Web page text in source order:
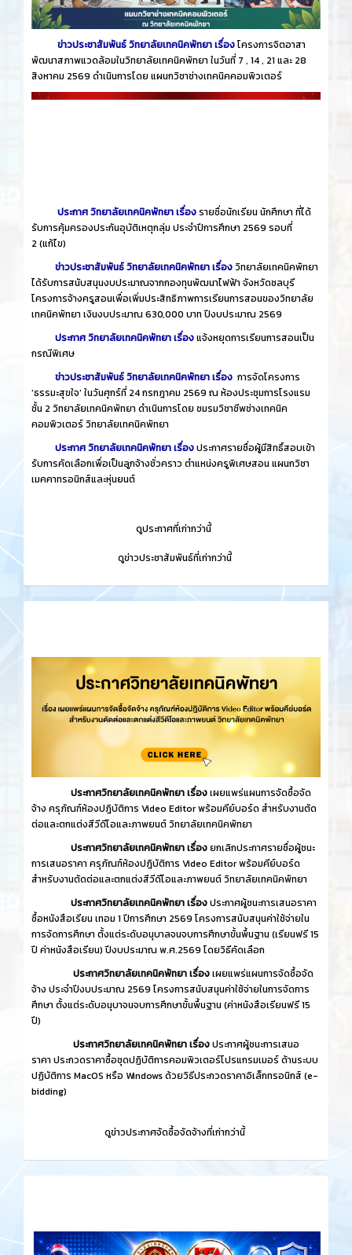
ข่าวประชาสัมพันธ์ วิทยาลัยเทคนิคพัทยา เรื่องโครงการจิตอาสา
พัฒนาสภาพแวดล้อมในวิทยาลัยเทคนิคพัทยา ในวันที่ 7 , 14 , 21 และ 28
สิงหาคม 2569 ดำเนินการโดย แผนกวิชาช่างเทคนิคคอมพิวเตอร์
ประกาศ วิทยาลัยเทคนิคพัทยา เรื่องรายชื่อนักเรียน นักศึกษา ที่ได้
รับการคุ้มครองประกันอุบัติเหตุกลุ่ม ประจำปีการศึกษา 2569 รอบที่
2 (แก้ไข)
ข่าวประชาสัมพันธ์ วิทยาลัยเทคนิคพัทยา เรื่องวิทยาลัยเทคนิคพัทยา
ได้รับการสนับสนุนงบประมาณจากกองทุนพัฒนาไฟฟ้า จังหวัดชลบุรี
โครงการจ้างครูสอนเพื่อเพิ่มประสิทธิภาพการเรียนการสอนของวิทยาลัย
เทคนิคพัทยา เงินงบประมาณ 630,000 บาท ปีงบประมาณ 2569
ประกาศ วิทยาลัยเทคนิคพัทยา เรื่องแจ้งหยุดการเรียนการสอนเป็น
กรณีพิเศษ
ข่าวประชาสัมพันธ์ วิทยาลัยเทคนิคพัทยา เรื่อง การจัดโครงการ
'ธรรมะสุขใจ' ในวันศุกร์ที่ 24 กรกฎาคม 2569 ณ ห้องประชุมการโรงแรม
ชั้น 2 วิทยาลัยเทคนิคพัทยา ดำเนินการโดย ชมรมวิชาชีพช่างเทคนิค
คอมพิวเตอร์ วิทยาลัยเทคนิคพัทยา
ประกาศ วิทยาลัยเทคนิคพัทยา เรื่องประกาศรายชื่อผู้มีสิทธิ์สอบเข้า
รับการคัดเลือกเพื่อเป็นลูกจ้างชั่วคราว ตำแหน่งครูพิเศษสอน แผนกวิชา
เมคคาทรอนิกส์และหุ่นยนต์
ดูประกาศที่เก่ากว่านี้
ดูข่าวประชาสัมพันธ์ที่เก่ากว่านี้
ประกาศวิทยาลัยเทคนิคพัทยา เรื่องเผยแพร่แผนการจัดซื้อจัด
จ้าง ครุภัณฑ์ห้องปฎิบัติการ Video Editor พร้อมคีย์บอร์ด สำหรับงานตัด
ต่อและตกแต่งสีวีดีโอและภาพยนต์ วิทยาลัยเทคนิคพัทยา
ประกาศวิทยาลัยเทคนิคพัทยา เรื่องยกเลิกประกาศรายชื่อผู้ชนะ
การเสนอราคา ครุภัณฑ์ห้องปฎิบัติการ Video Editor พร้อมคีย์บอร์ด
สำหรับงานตัดต่อและตกแต่งสีวีดีโอและภาพยนต์ วิทยาลัยเทคนิคพัทยา
ประกาศวิทยาลัยเทคนิคพัทยา เรื่องประกาศผู้ชนะการเสนอราคา
ซื้อหนังสือเรียน เทอม 1 ปีการศึกษา 2569 โครงการสนับสนุนค่าใช้จ่ายใน
การจัดการศึกษา ตั้งแต่ระดับอนุบาลจนจบการศึกษาขั้นพื้นฐาน (เรียนฟรี 15
ปี ค่าหนังสือเรียน) ปีงบประมาณ พ.ศ.2569 โดยวิธีคัดเลือก
ประกาศวิทยาลัยเทคนิคพัทยา เรื่องเผยแพร่แผนการจัดซื้อจัด
จ้าง ประจำปีงบประมาณ 2569 โครงการสนับสนุนค่าใช้จ่ายในการจัดการ
ศึกษา ตั้งแต่ระดับอนุบาจนจบการศึกษาขั้นพื้นฐาน (ค่าหนังสือเรียนฟรี 15
ปี)
ประกาศวิทยาลัยเทคนิคพัทยา เรื่องประกาศผู้ชนะการเสนอ
ราคา ประกวดราคาซื้อชุดปฏิบัติการคอมพิวเตอร์โปรแกรมเมอร์ ด้านระบบ
ปฏิบัติการ MacOS หรือ Windows ด้วยวิธีประกวดราคาอิเล็กทรอนิกส์ (e-
bidding)
ดูข่าวประกาศจัดซื้อจัดจ้างที่เก่ากว่านี้